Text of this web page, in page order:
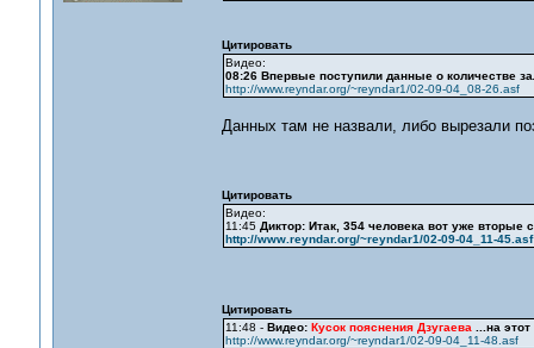
Цитировать
Видео:
08:26 Впервые поступили данные о количестве
http://www.reyndar.org/~reyndar1/02-09-04_08-26.asf
Данных там не назвали, либо вырезали
Цитировать
Видео:
11:45 Диктор: Итак, 354 человека вот уже вторые
http://www.reyndar.org/~reyndar1/02-09-04_11-45.asf
Цитировать
11:48 - Видео: Кусок пояснения Дзугаева ...на
http://www.reyndar.org/~reyndar1/02-09-04_11-48.asf